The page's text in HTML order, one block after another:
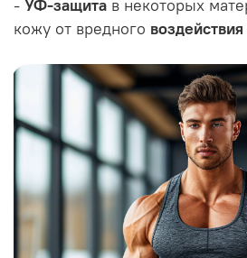
- УФ-защита в некоторых
кожу от вредного